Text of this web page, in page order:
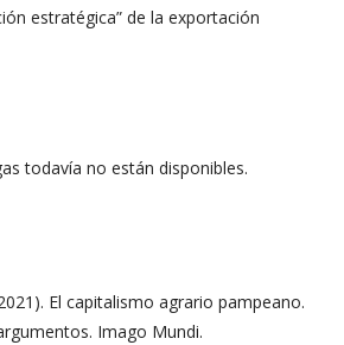
estratégica” de la exportación
todavía no están disponibles.
El capitalismo agrario pampeano.
Imago Mundi.